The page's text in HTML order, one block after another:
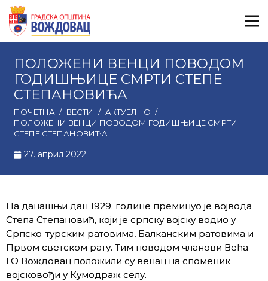
ПОЛОЖЕНИ ВЕНЦИ ПОВОДОМ
ГОДИШЊИЦЕ СМРТИ СТЕПЕ
СТЕПАНОВИЋА
ПОЧЕТНА / ВЕСТИ / АКТУЕЛНО /
ПОЛОЖЕНИ ВЕНЦИ ПОВОДОМ ГОДИШЊИЦЕ СМРТИ
СТЕПЕ СТЕПАНОВИЋА
27. април 2022.
На данашњи дан 1929. године преминуо је војвода
Степа Степановић, који је српску војску водио у
Српско-турским ратовима, Балканским ратовима и
Првом светском рату. Тим поводом чланови Већа
ГО Вождовац положили су венац на споменик
војсковођи у Кумодраж селу.